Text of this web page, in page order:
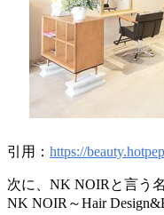
引用： https://
次に、NK NOIRと言う
NK NOIR～Hair